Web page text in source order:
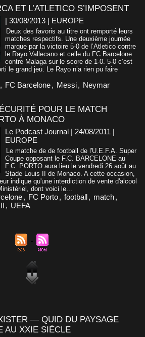
ET L’ATLETICO S’IMPOSENT
| 30/08/2013 | EUROPE
Deux des favoris au titre ont remporté leurs
matches respectifs. Une deuxième journée
marque par la victoire 5-0 de l’Atletico contre
le Rayo Vallecano et celle du FC Barcelone
contre Malaga sur le score de 1-0. 5-0 c’est
le grand jeu. Le Rayo n’a rien pu faire
, FC Barcelone, Messi, Neymar
POUR LE MATCH
À MONACO
Le Podcast Journal | 24/08/2011 |
EUROPE
Le matche de de football de l'U.E.F.A. Super
Coupe opposant le F.C. BARCELONE au
F.C. PORTO aura lieu le vendredi 26 août au
Stade Louis II de Monaco. A cette occasion,
indique qu'une interdiction de vente d'alcool
dont voici le...
, FC Porto, football, match,
, UEFA
— QUID DU PAYSAGE
AU XXIE SIÈCLE